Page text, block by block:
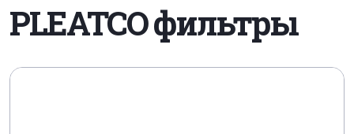
PLEATCO фильтры